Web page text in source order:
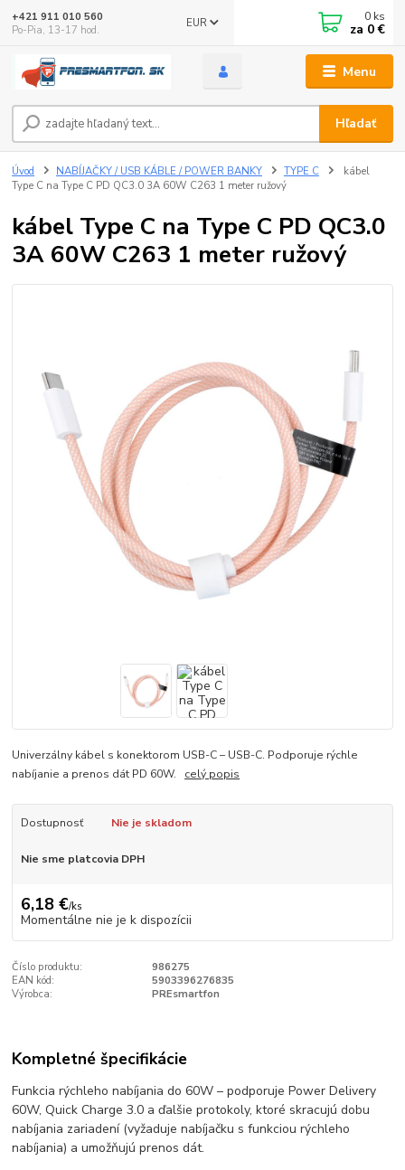
Menu
EUR
Hľadať
+421 911 010 560
Po-Pia, 13-17 hod.
0 ks
za 0 €
Úvod NABÍJAČKY / USB KÁBLE / POWER BANKY TYPE C
kábel
Type C na Type C PD QC3.0 3A 60W C263 1 meter ružový
kábel Type C na Type C PD QC3.0
3A 60W C263 1 meter ružový
Univerzálny kábel s konektorom USB-C – USB-C. Podporuje rýchle
nabíjanie a prenos dát PD 60W. celý popis
Dostupnosť Nie je skladom
Nie sme platcovia DPH
6,18 €/ks
Momentálne nie je k dispozícii
Číslo produktu:
986275
EAN kód:
5903396276835
Výrobca:
PREsmartfon
Kompletné špecifikácie
Funkcia rýchleho nabíjania do 60W – podporuje Power Delivery
60W, Quick Charge 3.0 a ďalšie protokoly, ktoré skracujú dobu
nabíjania zariadení (vyžaduje nabíjačku s funkciou rýchleho
nabíjania) a umožňujú prenos dát.